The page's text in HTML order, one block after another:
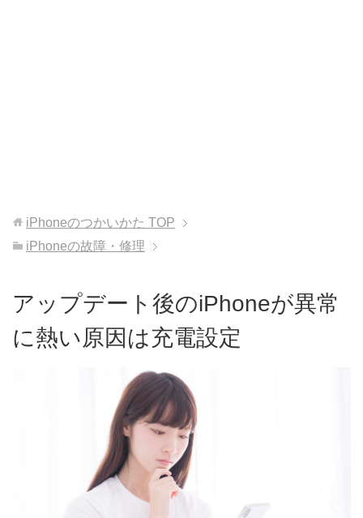
iPhoneのつかいかた TOP
iPhoneの故障・修理
アップデート後のiPhoneが異常
に熱い原因は充電設定